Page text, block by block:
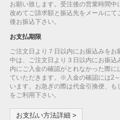
お願い致します。受注後の営業時間中
改めてご請求額と振込先をメールに
後お振込下さい。
お支払期限
ご注文日より７日以内にお振込みを
中は、ご注文日より３日以内にお振
内にご入金の確認がとれなかった際
ていただきます。※入金の確認には2
います。お急ぎの際は代金引換便、
をご利用下さい。
お支払い方法詳細 >